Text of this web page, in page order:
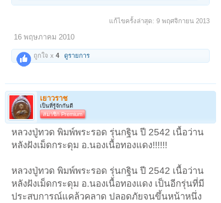
แก้ไขครั้งล่าสุด: 9 พฤศจิกายน 2013
16 พฤษภาคม 2010
ถูกใจ x4 ดูรายการ
เยาวราช
เป็นที่รู้จักกันดี
สมาชิก Premium
หลวงปู่ทวด พิมพ์พระรอด รุ่นกฐิน ปี 2542 เนื้อว่าน
หลังฝังเม็ดกระดุม อ.นองเนื้อทองแดง!!!!!!
หลวงปู่ทวด พิมพ์พระรอด รุ่นกฐิน ปี 2542 เนื้อว่าน
หลังฝังเม็ดกระดุม อ.นองเนื้อทองแดง เป็นอีกรุ่นที่มี
ประสบการณ์แคล้วคลาด ปลอดภัยจนขึ้นหน้าหนึ่ง